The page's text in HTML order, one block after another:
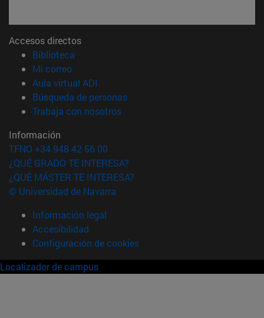
Accesos directos
Biblioteca
Mi correo(abre en nueva ventana)
Aula virtual ADI
Búsqueda de personas(abre en nueva ventana)
Trabaja con nosotros(abre en nueva ventana)
Información
TFNO +34 948 42 56 00
¿QUÉ GRADO TE INTERESA?
¿QUÉ MÁSTER TE INTERESA?
© Universidad de Navarra
Información legal
Accesibilidad
Configuración de cookies
Localizador de campus